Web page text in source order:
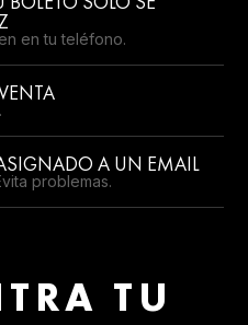
en tu teléfono.
A UN EMAIL
problemas.
TU